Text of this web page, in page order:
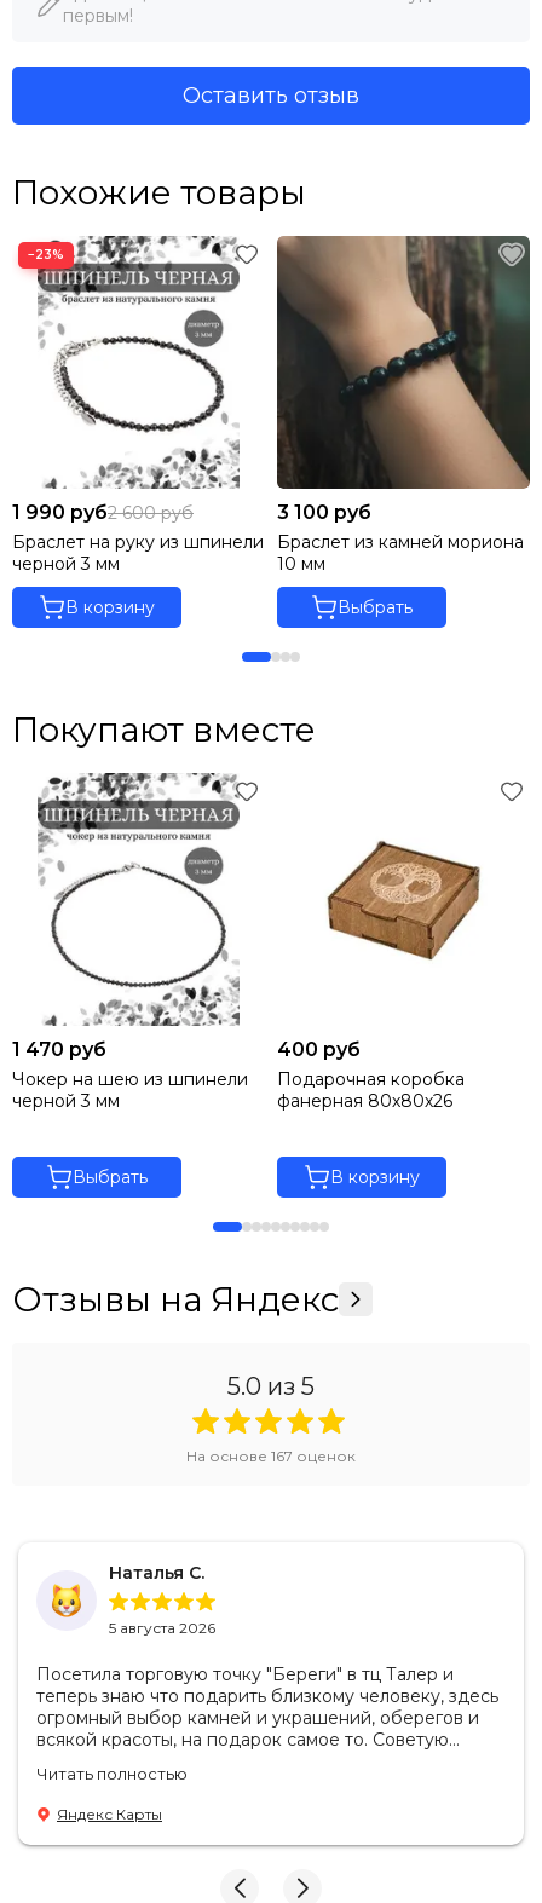
первым!
Оставить отзыв
Похожие товары
−23%
1 990 руб2 600 руб
Браслет на руку из шпинели
черной 3 мм
В корзину
3 100 руб
Браслет из камней мориона
10 мм
Выбрать
Покупают вместе
1 470 руб
Чокер на шею из шпинели
черной 3 мм
Выбрать
400 руб
Подарочная коробка
фанерная 80х80х26
В корзину
Отзывы на Яндекс
5.0 из 5
На основе 167 оценок
Наталья С.
5 августа 2026
Посетила торговую точку "Береги" в тц Талер и
теперь знаю что подарить близкому человеку, здесь
огромный выбор камней и украшений, оберегов и
всякой красоты, на подарок самое то. Советую
Продавцы-консультанты сориентируют, дадут
подсказки на что обратить внимание . Приветливый
персонал.
Читать полностью
Яндекс Карты